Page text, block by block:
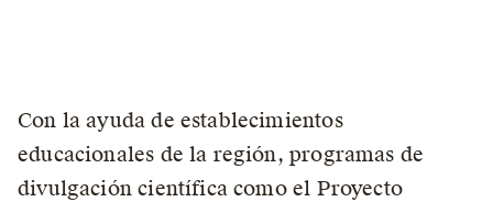
Con la ayuda de establecimientos
educacionales de la región, programas de
divulgación científica como el Proyecto